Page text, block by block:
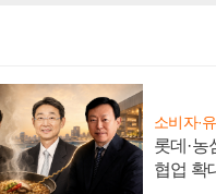
소비자·
롯데·농
협업 확